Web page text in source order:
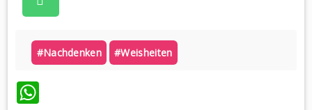
#nachdenken #weisheiten
WhatsApp